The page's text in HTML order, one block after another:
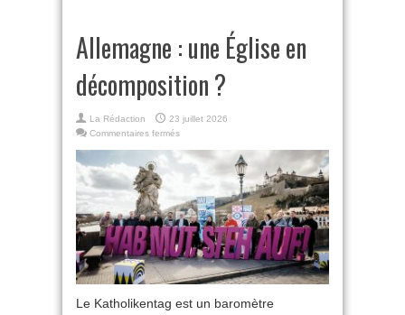
Allemagne : une Église en
décomposition ?
La Rédaction
23 juillet 2026
Commentaires fermés
Église
décomposition
?
Le Katholikentag est un baromètre